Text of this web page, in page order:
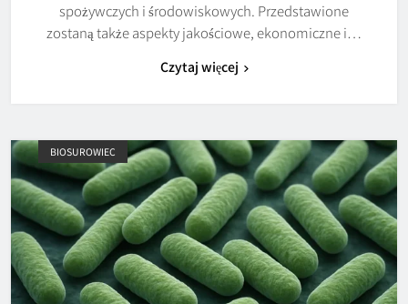
spożywczych i środowiskowych. Przedstawione
zostaną także aspekty jakościowe, ekonomiczne i…
Czytaj więcej
BIOSUROWIEC